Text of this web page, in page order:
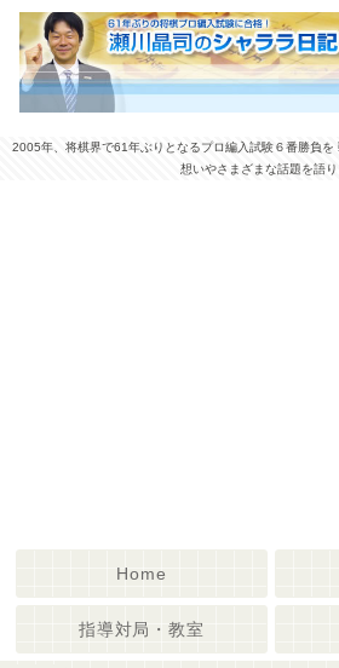
2005年、将棋界で61年ぶりとなるプロ編入試験６番勝負
想いやさまざまな話題を語
Home
指導対局・教室